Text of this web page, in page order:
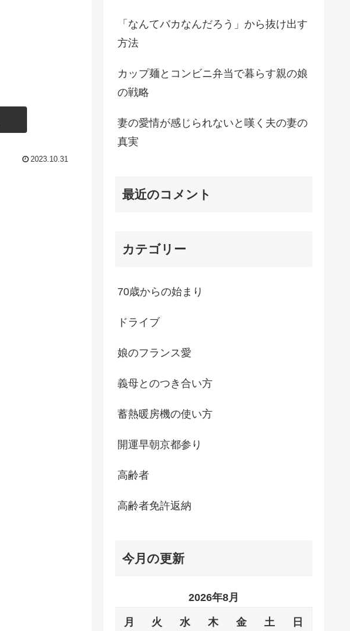
2023.10.31
「なんてバカなんだろう」から抜け出す
方法
カップ麺とコンビニ弁当で暮らす親の娘
の戦略
妻の愛情が感じられないと嘆く夫の妻の
真実
最近のコメント
カテゴリー
70歳からの始まり
ドライブ
娘のフランス愛
義母とのつき合い方
蓄熱暖房機の使い方
開運早朝京都参り
高齢者
高齢者免許返納
今月の更新
2026年8月
月 火 水 木 金 土 日